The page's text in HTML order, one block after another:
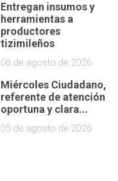
Entregan insumos y
herramientas a
productores
tizimileños
06 de agosto de 2026
Miércoles Ciudadano,
referente de atención
oportuna y clara...
05 de agosto de 2026